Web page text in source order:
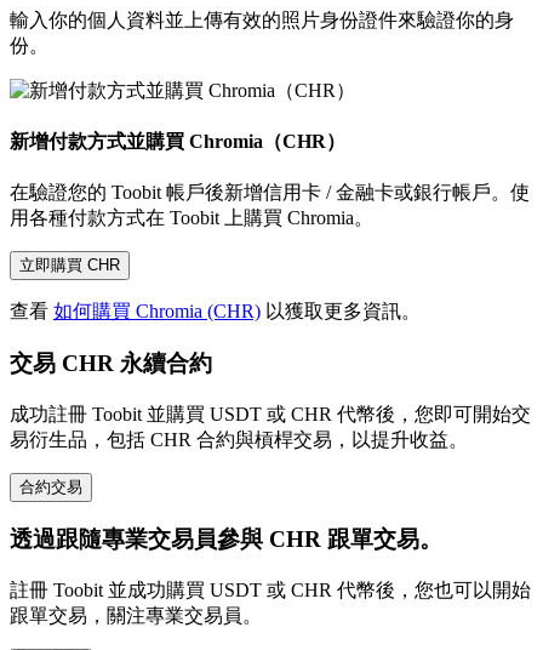
輸入你的個人資料並上傳有效的照片身份證件來驗證你的身
份。
新增付款方式並購買 Chromia（CHR）
在驗證您的 Toobit 帳戶後新增信用卡 / 金融卡或銀行帳戶。使
用各種付款方式在 Toobit 上購買 Chromia。
立即購買 CHR
查看 如何購買 Chromia (CHR) 以獲取更多資訊。
交易 CHR 永續合約
成功註冊 Toobit 並購買 USDT 或 CHR 代幣後，您即可開始交
易衍生品，包括 CHR 合約與槓桿交易，以提升收益。
合約交易
透過跟隨專業交易員參與 CHR 跟單交易。
註冊 Toobit 並成功購買 USDT 或 CHR 代幣後，您也可以開始
跟單交易，關注專業交易員。